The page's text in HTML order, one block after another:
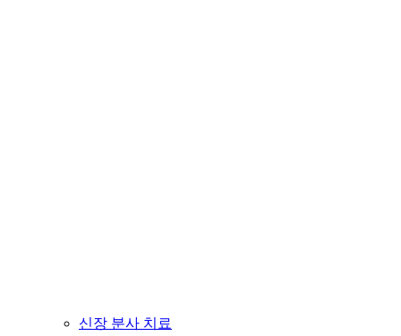
신장 분사 치료